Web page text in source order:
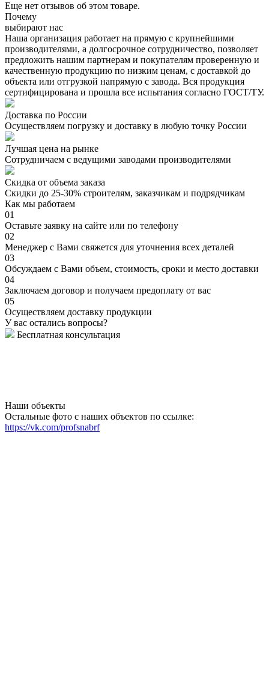
Еще нет отзывов об этом товаре.
Почему
выбирают нас
Наша организация работает на прямую с крупнейшими
производителями, а долгосрочное сотрудничество, позволяет
предложить нашим партнерам и покупателям проверенную и
качественную продукцию по низким ценам, с доставкой до
объекта или отгрузкой напрямую с завода. Вся продукция
сертифицирована и прошла все испытания согласно ГОСТ/ТУ.
Доставка по России
Осуществляем погрузку и доставку в любую точку России
Лучшая цена на рынке
Сотрудничаем с ведущими заводами производителями
Скидка от объема заказа
Скидки до 25-30% строителям, заказчикам и подрядчикам
Как мы работаем
01
Оставьте заявку на сайте или по телефону
02
Менеджер с Вами свяжется для уточнения всех деталей
03
Обсуждаем с Вами объем, стоимость, сроки и место доставки
04
Заключаем договор и получаем предоплату от вас
05
Осуществляем доставку продукции
У вас остались вопросы?
Бесплатная консультация
Наши объекты
Остальные фото с наших объектов по ссылке:
https://vk.com/profsnabrf